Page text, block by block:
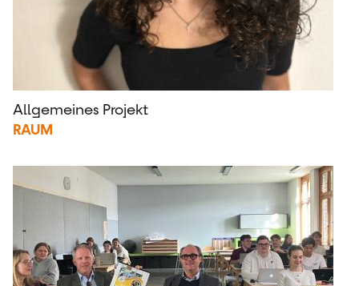
Allgemeines Projekt
RAUM